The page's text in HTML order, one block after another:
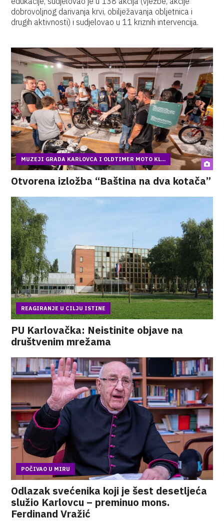
dobrovoljnog darivanja krvi, obilježavanja obljetnica i
drugih aktivnosti) i sudjelovao u 11 kriznih intervencija.
MUZEJI GRADA KARLOVCA I OLDTIMER MOTO KL...
Otvorena izložba “Baština na dva kotača”
REAGIRANJE U CILJU ISTINE
PU Karlovačka: Neistinite objave na
društvenim mrežama
POČIVAO U MIRU
Odlazak svećenika koji je šest desetljeća
služio Karlovcu – preminuo mons.
Ferdinand Vražić